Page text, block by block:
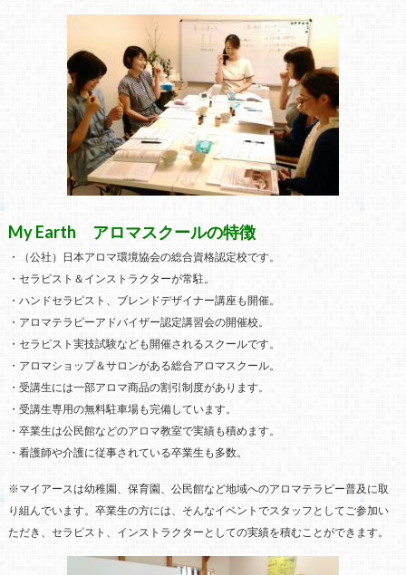
My Earth アロマスクールの特徴
・（公社）日本アロマ環境協会の総合資格認定校です。
・セラピスト＆インストラクターが常駐。
・ハンドセラピスト、ブレンドデザイナー講座も開催。
・アロマテラピーアドバイザー認定講習会の開催校。
・セラピスト実技試験なども開催されるスクールです。
・アロマショップ＆サロンがある総合アロマスクール。
・受講生には一部アロマ商品の割引制度があります。
・受講生専用の無料駐車場も完備しています。
・卒業生は公民館などのアロマ教室で実績も積めます。
・看護師や介護に従事されている卒業生も多数。
※マイアースは幼稚園、保育園、公民館など地域へのアロマテラピー普及に取
り組んでいます。卒業生の方には、そんなイベントでスタッフとしてご参加い
ただき、セラピスト、インストラクターとしての実績を積むことができます。